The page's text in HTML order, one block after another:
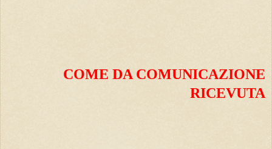
COME DA COMUNICAZIONE
RICEVUTA